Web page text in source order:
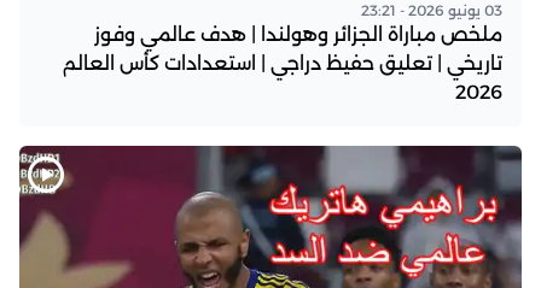
03 يونيو 2026 - 23:21
ملخص مباراة الجزائر وهولندا | هدف عالمي وفوز
تاريخي | تعليق حفيظ دراجي | استعدادات كأس العالم
2026